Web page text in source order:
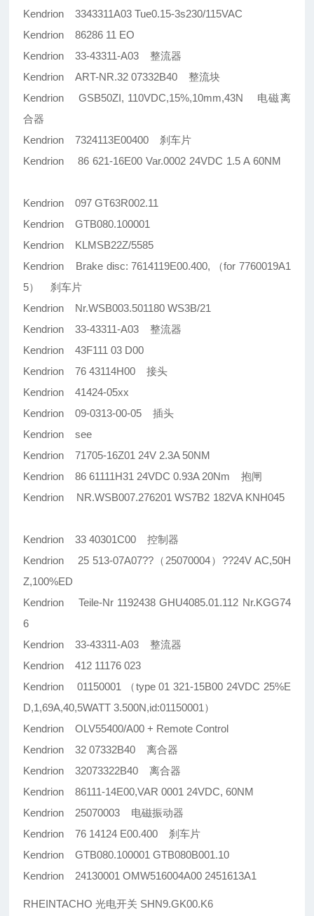
Kendrion 3343311A03 Tue0.15-3s230/115VAC
Kendrion 86286 11 EO
Kendrion 33-43311-A03 整流器
Kendrion ART-NR.32 07332B40 整流块
Kendrion GSB50ZI, 110VDC,15%,10mm,43N 电磁离
合器
Kendrion 7324113E00400 刹车片
Kendrion 86 621-16E00 Var.0002 24VDC 1.5 A 60NM
Kendrion 097 GT63R002.11
Kendrion GTB080.100001
Kendrion KLMSB22Z/5585
Kendrion Brake disc: 7614119E00.400, （for 7760019A1
5） 刹车片
Kendrion Nr.WSB003.501180 WS3B/21
Kendrion 33-43311-A03 整流器
Kendrion 43F111 03 D00
Kendrion 76 43114H00 接头
Kendrion 41424-05xx
Kendrion 09-0313-00-05 插头
Kendrion see
Kendrion 71705-16Z01 24V 2.3A 50NM
Kendrion 86 61111H31 24VDC 0.93A 20Nm 抱闸
Kendrion NR.WSB007.276201 WS7B2 182VA KNH045
Kendrion 33 40301C00 控制器
Kendrion 25 513-07A07??（25070004）??24V AC,50H
Z,100%ED
Kendrion Teile-Nr 1192438 GHU4085.01.112 Nr.KGG74
6
Kendrion 33-43311-A03 整流器
Kendrion 412 11176 023
Kendrion 01150001 （type 01 321-15B00 24VDC 25%E
D,1,69A,40,5WATT 3.500N,id:01150001）
Kendrion OLV55400/A00 + Remote Control
Kendrion 32 07332B40 离合器
Kendrion 32073322B40 离合器
Kendrion 86111-14E00,VAR 0001 24VDC, 60NM
Kendrion 25070003 电磁振动器
Kendrion 76 14124 E00.400 刹车片
Kendrion GTB080.100001 GTB080B001.10
Kendrion 24130001 OMW516004A00 2451613A1
RHEINTACHO 光电开关 SHN9.GK00.K6